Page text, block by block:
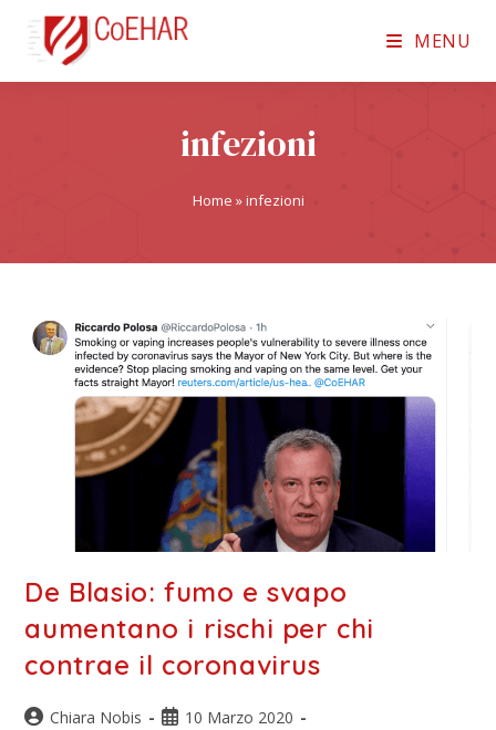
MENU
infezioni
Home »infezioni
De Blasio: fumo e svapo
aumentano i rischi per chi
contrae il coronavirus
Chiara Nobis
10 Marzo 2020